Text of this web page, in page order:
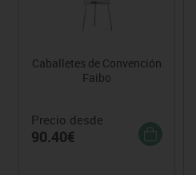
Caballetes de Convención
Faibo
Precio desde
90.40€